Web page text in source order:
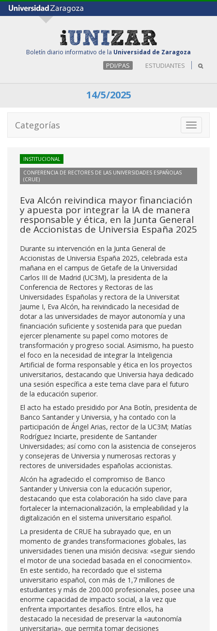
Boletín diario informativo de la Universidad de Zaragoza
PDI/PAS ESTUDIANTES
14/5/2025
Toggle
Categorías
INSTITUCIONAL
CONFERENCIA DE RECTORES DE LAS UNIVERSIDADES ESPAÑOLAS
(CRUE)
Eva Alcón reivindica mayor financiación
y apuesta por integrar la IA de manera
responsable y ética, en la Junta General
de Accionistas de Universia España 2025
Durante su intervención en la Junta General de
Accionistas de Universia España 2025, celebrada esta
mañana en el campus de Getafe de la Universidad
Carlos III de Madrid (UC3M), la presidenta de la
Conferencia de Rectores y Rectoras de las
Universidades Españolas y rectora de la Universitat
Jaume I, Eva Alcón, ha reivindicado la necesidad de
dotar a las universidades de mayor autonomía y una
financiación suficiente y sostenida para que puedan
ejercer plenamente su papel como motores de
transformación y progreso social. Asimismo, ha puesto
el foco en la necesidad de integrar la Inteligencia
Artificial de forma responsable y ética en los proyectos
universitarios, destacando que Universia haya dedicado
una sesión específica a este tema clave para el futuro
de la educación superior.
El acto ha estado presidido por Ana Botín, presidenta de
Banco Santander y Universia, y ha contado con la
participación de Ángel Arias, rector de la UC3M; Matías
Rodríguez Inciarte, presidente de Santander
Universidades; así como con la asistencia de consejeros
y consejeras de Universia y numerosas rectoras y
rectores de universidades españolas accionistas.
Alcón ha agradecido el compromiso de Banco
Santander y Universia con la educación superior,
destacando que esta colaboración ha sido clave para
fortalecer la internacionalización, la empleabilidad y la
digitalización en el sistema universitario español.
La presidenta de CRUE ha subrayado que, en un
momento de grandes transformaciones globales, las
universidades tienen una misión decisiva: «seguir siendo
el motor de una sociedad basada en el conocimiento».
En este sentido, ha recordado que el sistema
universitario español, con más de 1,7 millones de
estudiantes y más de 200.000 profesionales, posee una
enorme capacidad de impacto social, a la vez que
enfrenta importantes desafíos. Entre ellos, ha
destacado la necesidad de preservar la «autonomía
universitaria», que permita tomar decisiones